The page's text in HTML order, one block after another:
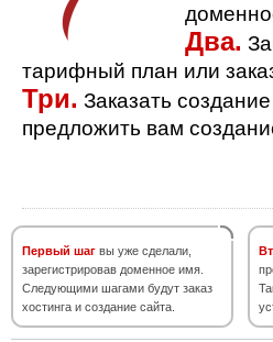
Два.
тарифный план или
Три. Заказать
предложить вам
Первый шаг вы уже сделали,
зарегистрировав доменное имя.
Следующими шагами будут заказ
хостинга и создание сайта.